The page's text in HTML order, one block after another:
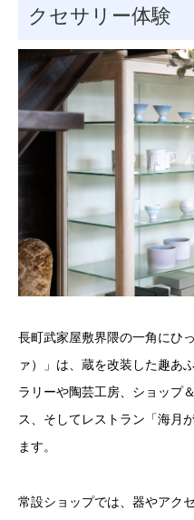
クセサリー体験
長町武家屋敷界隈の一角にひ
ァ）」は、蔵を改装した趣あ
ラリーや陶芸工房、ショップ
ス、そしてレストラン「海月
ます。
常設ショップでは、器やアク